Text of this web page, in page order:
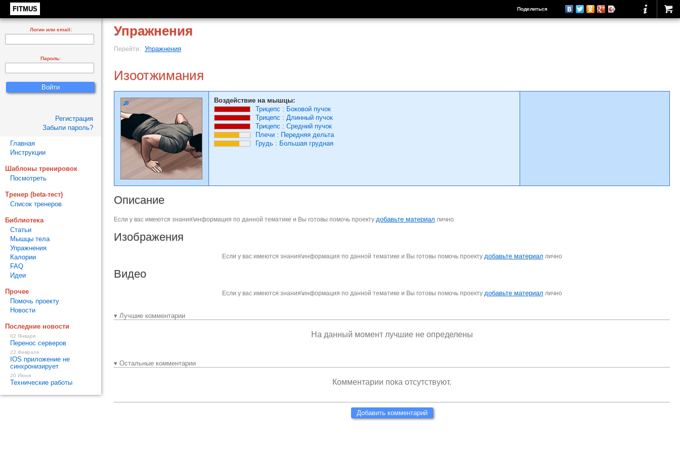
FITMUS Поделиться
Упражнения
Перейти: Упражнения
Изоотжимания
Воздействие на мышцы:
Трицепс : Боковой пучок
Трицепс : Длинный пучок
Трицепс : Средний пучок
Плечи : Передняя дельта
Грудь : Большая грудная
Описание
Если у вас имеются знания\информация по данной тематике и Вы готовы помочь проекту добавьте материал лично
Изображения
Если у вас имеются знания\информация по данной тематике и Вы готовы помочь проекту добавьте материал лично
Видео
Если у вас имеются знания\информация по данной тематике и Вы готовы помочь проекту добавьте материал лично
▾ Лучшие комментарии
На данный момент лучшие не определены
▾ Остальные комментарии
Комментарии пока отсутствуют.
Добавить комментарий
Логин или email:
Пароль:
Регистрация
Забыли пароль?
Главная
Инструкции
Шаблоны тренировок
Посмотреть
Тренер (beta-тест)
Список тренеров
Библиотека
Статьи
Мышцы тела
Упражнения
Калории
FAQ
Идеи
Прочее
Помочь проекту
Новости
Последние новости
02 Января
Перенос серверов
22 Февраля
IOS приложение не
синхронизирует
20 Июня
Технические работы